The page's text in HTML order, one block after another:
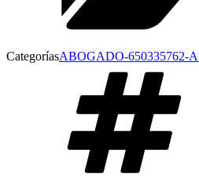
CategoríasABOGADO-650335762-